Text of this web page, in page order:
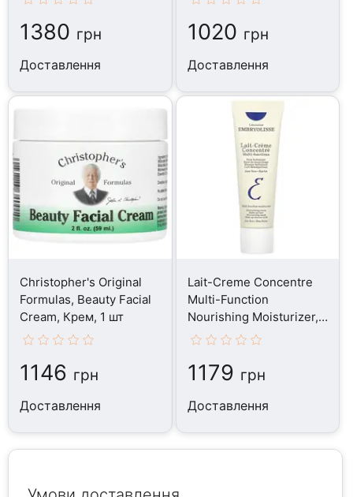
1380 грн
Доставлення
1020 грн
Доставлення
Christopher's Original
Formulas, Beauty Facial
Cream, Крем, 1 шт
1146 грн
Доставлення
Lait-Creme Concentre
Multi-Function
Nourishing Moisturizer,
Крем, 30 мл
1179 грн
Доставлення